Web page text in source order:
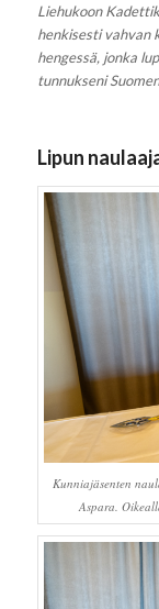
Liehukoon
henkisesti vahvan
hengessä, jonka
tunnukseni
Lipun
Kunniajäsenten
Aspara.